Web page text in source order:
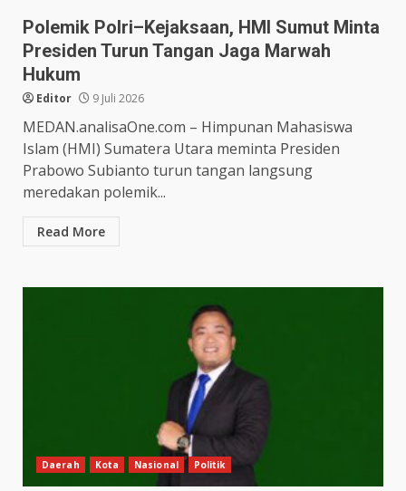
Polemik Polri–Kejaksaan, HMI Sumut Minta
Presiden Turun Tangan Jaga Marwah
Hukum
Editor 9 Juli 2026
MEDAN.analisaOne.com – Himpunan Mahasiswa
Islam (HMI) Sumatera Utara meminta Presiden
Prabowo Subianto turun tangan langsung
meredakan polemik...
Read More
Daerah Kota Nasional Politik